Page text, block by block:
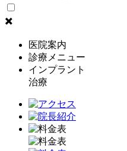
✖️
医院案内
診療メニュー
インプラント
治療